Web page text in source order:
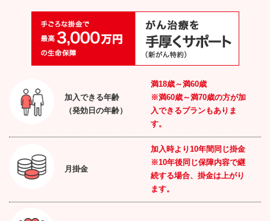
加入できる年齢
（発効日の年齢）
満18歳～満60歳
※満60歳～満70歳の方が加
入できるプランもありま
す。
月掛金
加入時より10年間同じ掛金
※10年後同じ保障内容で継
続する場合、掛金は上がり
ます。